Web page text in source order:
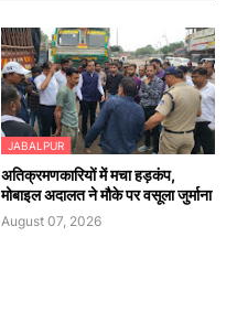
JABALPUR
अतिक्रमणकारियों में मचा हड़कंप,
मोबाइल अदालत ने मौके पर वसूला जुर्माना
August 07, 2026